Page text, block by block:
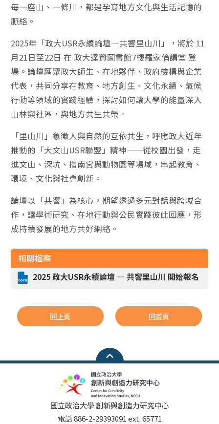
每一座山、一條川，都是孕育地方文化與生活記憶的
脈絡。
2025年「政大USR永續論壇—共響里山川」，將於 11
月21日至22日 在 政大達賢圖書館7樓羅家倫講堂 登
場。論壇匯聚政大師生、在地夥伴、政府機構與企業
代表，共同分享在教育、地方創生、文化永續、氣候
行動等領域的實踐經驗，探討如何讓大學的能量深入
山林與社區，與地方共生共榮。
「里山川」象徵人與自然的互依共生，呼應政大近年
推動的「大文山USR聯盟」精神——從校園出發，走
進文山、深坑、指南宮與動物園等場域，串起教育、
環境、文化與社會創新。
論壇以「共響」為核心，期望透過多元對話與跨域合
作，讓學術研究、在地行動與公民實踐彼此回應，形
成持續發展的地方共好網絡。
相關檔案
2025 政大USR永續論壇 — 共響里山川 開始報名
回上頁 回首頁
國立政治大學 創新與創造力研究中心
電話 886-2-29393091 ext. 65771